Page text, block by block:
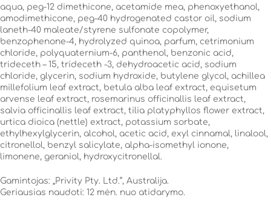
aqua, peg-12 dimethicone, acetamide mea, phenoxyethanol,
amodimethicone, peg-40 hydrogenated castor oil, sodium
laneth-40 maleate/styrene sulfonate copolymer,
benzophenone-4, hydrolyzed quinoa, parfum, cetrimonium
chloride, polyquaternium-6, panthenol, benzonic acid,
trideceth – 15, trideceth -3, dehydroacetic acid, sodium
chloride, glycerin, sodium hydroxide, butylene glycol, achillea
millefolium leaf extract, betula alba leaf extract, equisetum
arvense leaf extract, rosemarinus officinallis leaf extract,
salvia officinallis leaf extract, tilia platyphyllos flower extract,
urtica dioica (nettle) extract, potassium sorbate,
ethylhexylglycerin, alcohol, acetic acid, exyl cinnamal, linalool,
citronellol, benzyl salicylate, alpha-isomethyl ionone,
limonene, geraniol, hydroxycitronellal.
Gamintojas: „Privity Pty. Ltd.“, Australija.
Geriausias naudoti: 12 mėn. nuo atidarymo.